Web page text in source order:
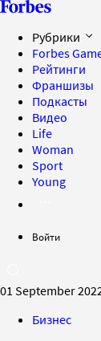
Рубрики
Forbes
Рейтинги
Франшизы
Подкасты
Видео
Life
Woman
Sport
Young
Войти
01 September
Бизнес